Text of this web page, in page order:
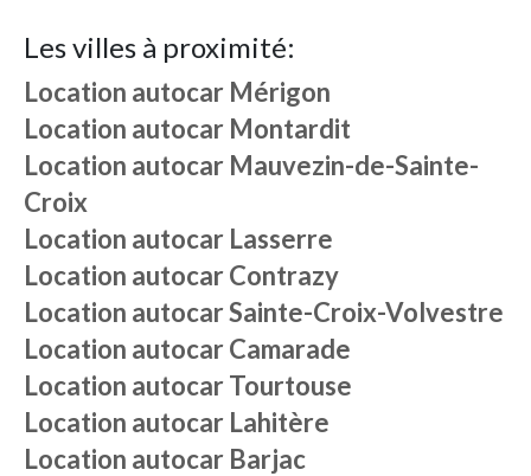
Les villes à proximité:
Location autocar Mérigon
Location autocar Montardit
Location autocar Mauvezin-de-Sainte-
Croix
Location autocar Lasserre
Location autocarContrazy
Location autocarSainte-Croix-Volvestre
Location autocarCamarade
Location autocarTourtouse
Location autocar Lahitère
Location autocar Barjac